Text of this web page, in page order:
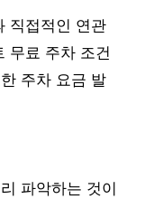
직접적인 연관
무료 주차 조건
주차 요금 발
파악하는 것이